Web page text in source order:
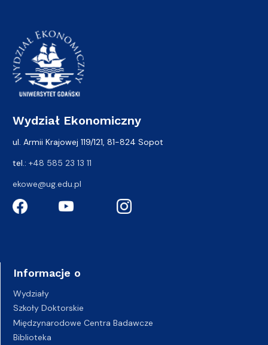
Wydział Ekonomiczny
ul. Armii Krajowej 119/121, 81-824 Sopot
tel.: +48 585 23 13 11
ekowe@ug.edu.pl
Informacje o
Wydziały
Szkoły Doktorskie
Międzynarodowe Centra Badawcze
Biblioteka